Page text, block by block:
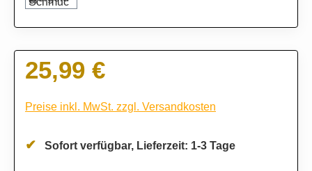
Regulärer Preis:
25,99 €
Preise inkl. MwSt. zzgl. Versandkosten
Sofort verfügbar, Lieferzeit: 1-3 Tage